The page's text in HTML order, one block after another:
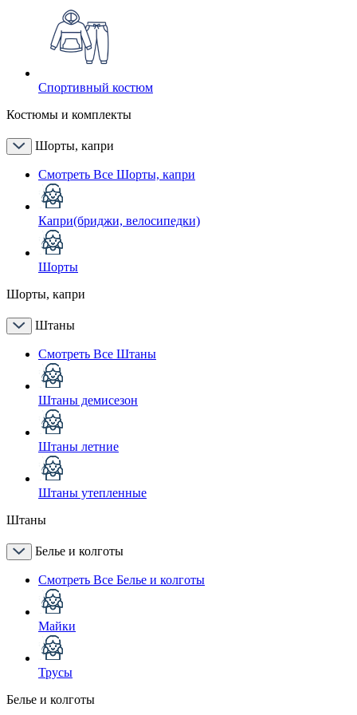
Спортивный костюм
Костюмы и комплекты
Шорты, капри
Смотреть Все Шорты, капри
Капри(бриджи, велосипедки)
Шорты
Шорты, капри
Штаны
Смотреть Все Штаны
Штаны демисезон
Штаны летние
Штаны утепленные
Штаны
Белье и колготы
Смотреть Все Белье и колготы
Майки
Трусы
Белье и колготы